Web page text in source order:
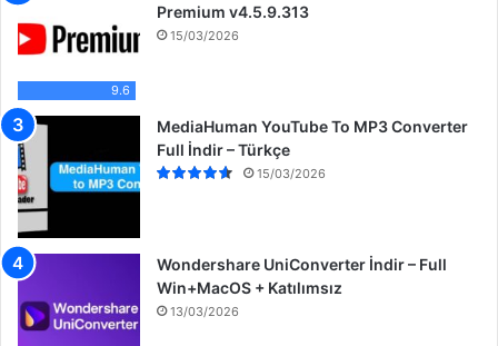
9.6
Premium v4.5.9.313
15/03/2026
MediaHuman YouTube To MP3 Converter
Full İndir – Türkçe
15/03/2026
Wondershare UniConverter İndir – Full
Win+MacOS + Katılımsız
13/03/2026